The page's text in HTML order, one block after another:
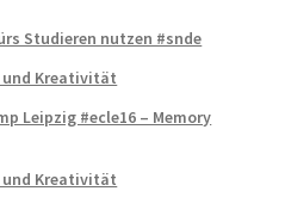
Studieren nutzen #snde
und Kreativität
Leipzig #ecle16 – Memory
und Kreativität